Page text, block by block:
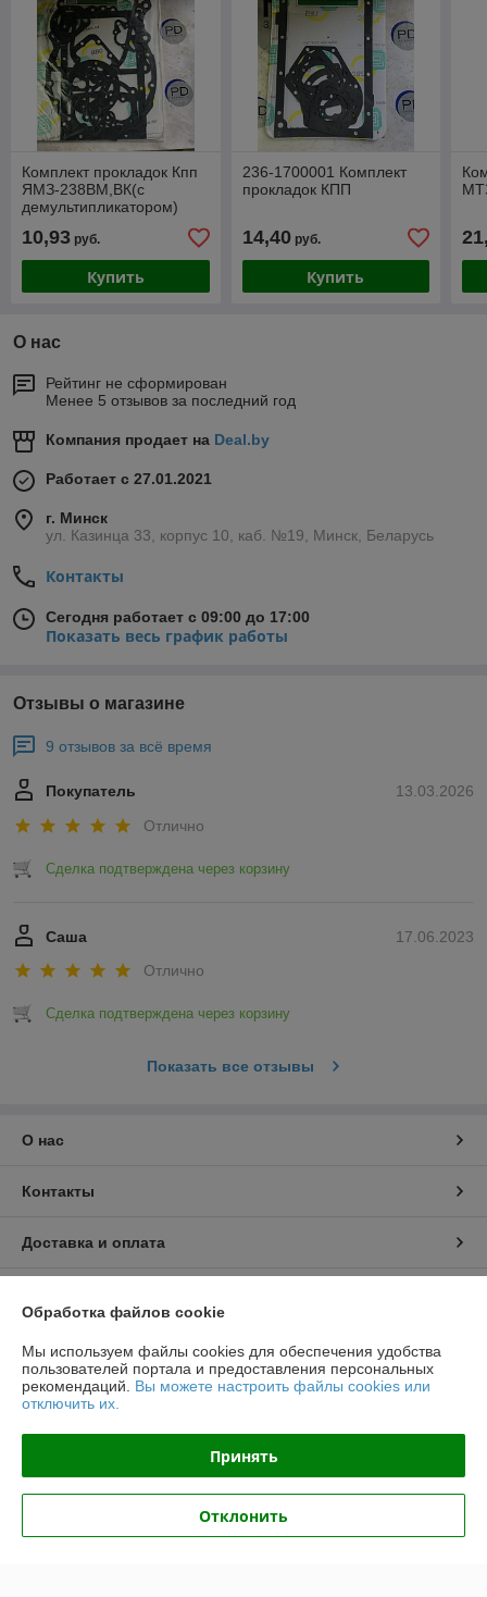
Комплект прокладок Кпп
ЯМЗ-238ВМ,ВК(с
демультипликатором)
10,93 руб.
Купить
236-1700001 Комплект
прокладок КПП
14,40руб.
Купить
О нас
Рейтинг не сформирован
Менее 5 отзывов за последний год
Компания продает на Deal.by
Работает с 27.01.2021
г. Минск
ул. Казинца 33, корпус 10, каб. №19, Минск, Беларусь
Контакты
Сегодня работает с 09:00 до 17:00
Показать весь график работы
Отзывы о магазине
9 отзывов за всё время
13.03.2026
Покупатель
Отлично
Сделка подтверждена через корзину
17.06.2023
Саша
Отлично
Сделка подтверждена через корзину
Показать все отзывы
О нас
Контакты
Доставка и оплата
Полная версия сайта
Политика обработки cookies
Обработка файлов cookie
Мы используем файлы cookies для обеспечения удобства
пользователей портала и предоставления персональных
рекомендаций. Вы можете настроить файлы cookies или
отключить их.
Принять
Отклонить